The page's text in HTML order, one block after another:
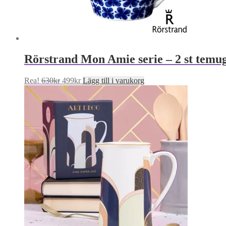
Rörstrand Mon Amie serie – 2 st
Rea! 630kr Det
ursprungliga
priset
var:
630kr.
499krDet
nuvarande
priset
är:
499kr.
Lägg till i varukorg